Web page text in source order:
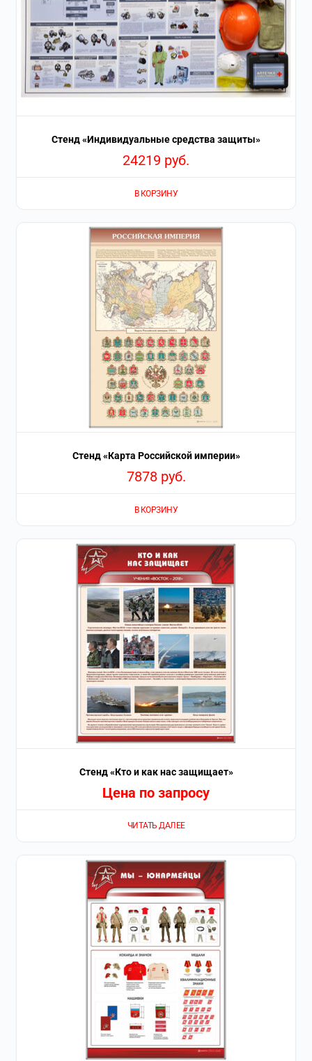
Стенд «Индивидуальные средства защиты»
24219 руб.
В КОРЗИНУ
Стенд «Карта Российской империи»
7878 руб.
В КОРЗИНУ
Стенд «Кто и как нас защищает»
Цена по запросу
ЧИТАТЬ ДАЛЕЕ